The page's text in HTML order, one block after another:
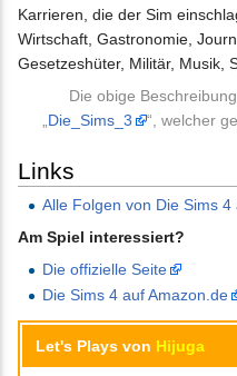
Karrieren, die der Sim
Wirtschaft, Gastronomie,
Gesetzeshüter, Militär, Musik,
Die obige
Die_Sims_3 “, welcher
Links
Alle Folgen von Die Sims 4
Am Spiel interessiert?
Die offizielle Seite
Die Sims 4 auf Amazon.de
Let's Plays von Hijuga